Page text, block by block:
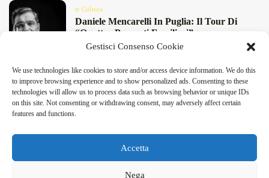
Gestisci Consenso Cookie
We use technologies like cookies to store and/or access device information. We do this
to improve browsing experience and to show personalized ads. Consenting to these
technologies will allow us to process data such as browsing behavior or unique IDs
on this site. Not consenting or withdrawing consent, may adversely affect certain
features and functions.
Accetta
Nega
DeFinibus 2026 © All rights reserved | Magazine Online
Cultura
Daniele Mencarelli In Puglia: Il Tour Di
“Quattro Presunti Familiari”...
Maggio 27, 2026 8 Min
“Pensieri Divergenti” A Lecce: Nabil Bey
Chiude La Stagione Di...